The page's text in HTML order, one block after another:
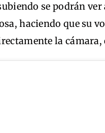
se podrán ver
haciendo que su
la cámara,